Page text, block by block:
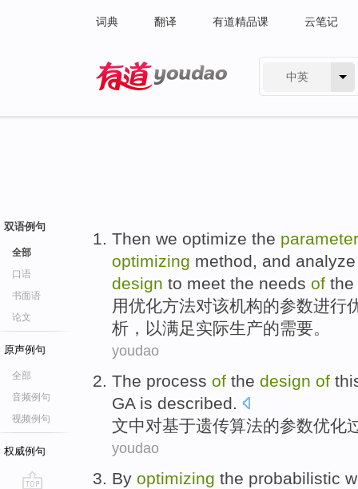
词典 翻译 有道精品课 云笔记
中英
双语例句
全部
口语
书面语
论文
原声例句
全部
音频例句
视频例句
权威例句
Then we optimize the parameter
optimizing method, and analyze
design to meet the needs of the
用优化方法对该机构的参数进行
析 ， 以满足实际生产的需要。
youdao
The process of the design of
GAis described.
文中对基于遗传算法的参数优化
youdao
By optimizing the probabilistic